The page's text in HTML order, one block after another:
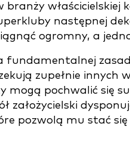
właścicielskiej
następnej
ogromny, a
fundamentalnej
zupełnie innych
mogą pochwalić się
założycielski
pozwolą mu stać